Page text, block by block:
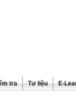
tra Tư liệu E-